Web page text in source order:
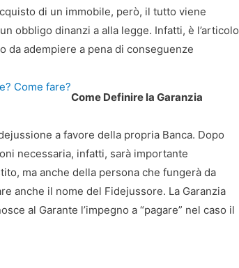
di un immobile, però, il tutto viene
obbligo dinanzi a alla legge. Infatti, è l’articolo
da adempiere a pena di conseguenze
Come fare?
Come Definire la Garanzia
a favore della propria Banca. Dopo
necessaria, infatti, sarà importante
ma anche della persona che fungerà da
anche il nome del Fidejussore. La Garanzia
al Garante l’impegno a “pagare” nel caso il